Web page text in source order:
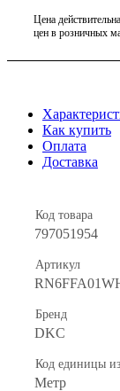
Цена
цен в розничных
Как купить
Оплата
Доставка
Код товара
797051954
Артикул
Бренд
DKC
Код единицы
Метр